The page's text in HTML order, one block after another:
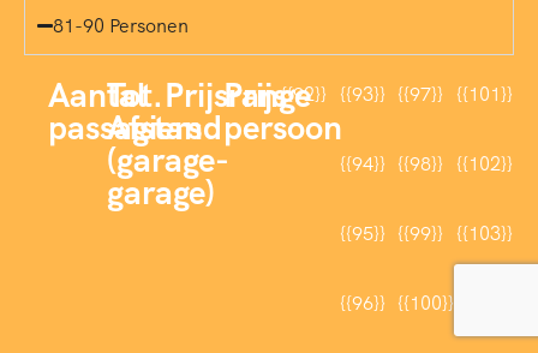
81-90 Personen
Aantal
passagiers
Tot.
Afstand
(garage-
garage)
Prijsrange
Prijs
persoon
{{92}} {{93}}
{{94}}
{{95}}
{{96}}
{{97}}
{{98}}
{{99}}
{{100}}
{{101}}
{{102}}
{{103}}